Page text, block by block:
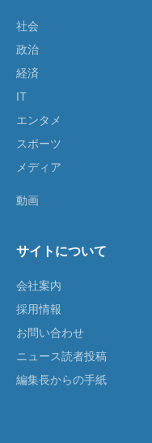
社会
政治
経済
IT
エンタメ
スポーツ
メディア
動画
サイトについて
会社案内
採用情報
お問い合わせ
ニュース読者投稿
編集長からの手紙